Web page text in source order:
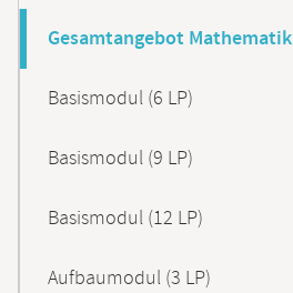
Gesamtangebot Mathematik
Basismodul (6 LP)
Basismodul (9 LP)
Basismodul (12 LP)
Aufbaumodul (3 LP)